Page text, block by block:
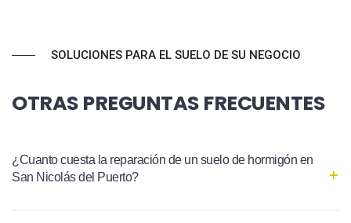
SOLUCIONES PARA EL SUELO DE SU NEGOCIO
OTRAS PREGUNTAS FRECUENTES
¿Cuanto cuesta la reparación de un suelo de hormigón en
San Nicolás del Puerto?